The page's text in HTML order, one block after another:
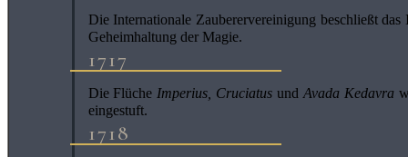
Die Internationale Zauberervereinigung beschließt das
Geheimhaltung der Magie.
1717
Die Flüche Imperius, CruciatusundAvada Kedavra
eingestuft.
1718